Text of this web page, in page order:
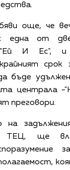
още, че
една от
И Ес", и
срок
бъде
централа -
преговори.
на
ТЕЦ, ще